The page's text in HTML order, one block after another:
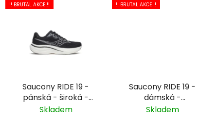
!! BRUTAL AKCE !!
Saucony RIDE 19 -
pánská - široká -
černá/bílá
Skladem
!! BRUTAL AKCE !!
Saucony RIDE 19 -
dámská -
oranžová/bílá
Skladem